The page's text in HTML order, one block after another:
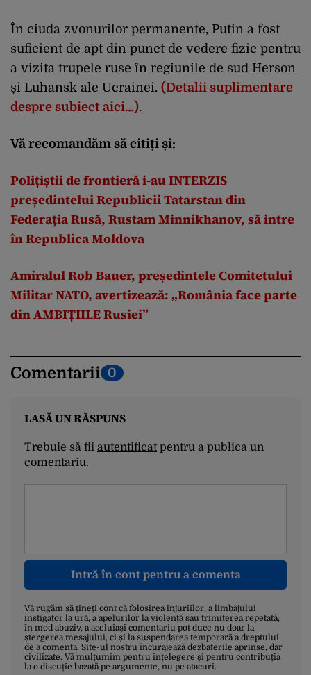
În ciuda zvonurilor permanente, Putin a fost
suficient de apt din punct de vedere fizic pentru
a vizita trupele ruse în regiunile de sud Herson
și Luhansk ale Ucrainei. (Detalii suplimentare
despre subiect aici…).
Vă recomandăm să citiți și:
Polițiștii de frontieră i-au INTERZIS
președintelui Republicii Tatarstan din
Federația Rusă, Rustam Minnikhanov, să intre
în Republica Moldova
Amiralul Rob Bauer, președintele Comitetului
Militar NATO, avertizează: „România face parte
din AMBIȚIILE Rusiei”
Comentarii 0
LASĂ UN RĂSPUNS
Trebuie să fii autentificatpentru a publica un
comentariu.
Intră în cont pentru a comenta
Vă rugăm să țineți cont că folosirea injuriilor, a limbajului
instigator la ură, a apelurilor la violență sau trimiterea repetată,
în mod abuziv, a aceluiași comentariu pot duce nu doar la
ștergerea mesajului, ci și la suspendarea temporară a dreptului
de a comenta. Site-ul nostru încurajează dezbaterile aprinse, dar
civilizate. Vă mulțumim pentru înțelegere și pentru contribuția
la o discuție bazată pe argumente, nu pe atacuri.